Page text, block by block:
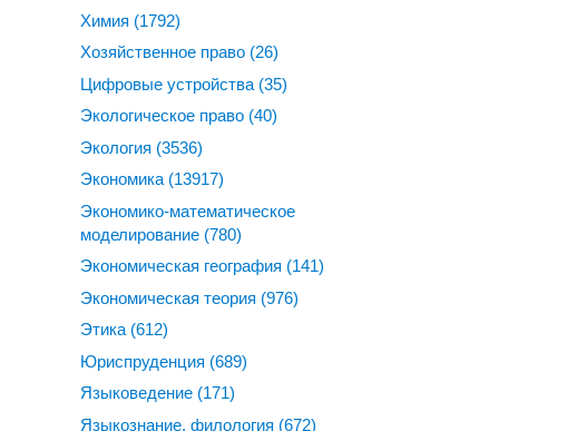
Химия (1792)
Хозяйственное право (26)
Цифровые устройства (35)
Экологическое право (40)
Экология (3536)
Экономика (13917)
Экономико-математическое
моделирование (780)
Экономическая география (141)
Экономическая теория (976)
Этика (612)
Юриспруденция (689)
Языковедение (171)
Языкознание, филология (672)